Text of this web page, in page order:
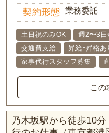
契約形態 業務委託
土日祝のみOK 週2〜3日
交通費支給
昇給･昇格あ
家事代行スタッフ募集
この
乃木坂駅から徒歩10